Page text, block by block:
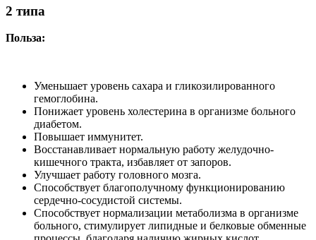
2 типа
Польза:
Уменьшает уровень сахара и гликозилированного
гемоглобина.
Понижает уровень холестерина в организме больного
диабетом.
Повышает иммунитет.
Восстанавливает нормальную работу желудочно-
кишечного тракта, избавляет от запоров.
Улучшает работу головного мозга.
Способствует благополучному функционированию
сердечно-сосудистой системы.
Способствует нормализации метаболизма в организме
больного, стимулирует липидные и белковые обменные